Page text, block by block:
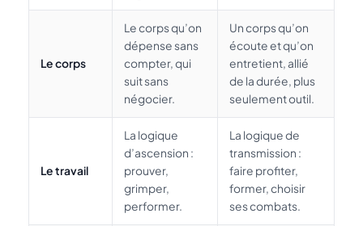
Le corps
Le corps qu’on
dépense sans
compter, qui
suit sans
négocier.
Un corps qu’on
écoute et qu’on
entretient, allié
de la durée, plus
seulement outil.
Le travail
La logique
d’ascension :
prouver,
grimper,
performer.
La logique de
transmission :
faire profiter,
former, choisir
ses combats.